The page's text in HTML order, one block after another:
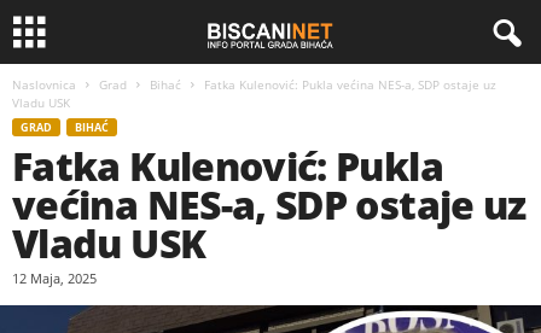
Naslovnica Grad Bihać
Fatka Kulenović: Pukla većina NES-a, SDP ostaje uz
Vladu USK
GRAD BIHAĆ
Fatka Kulenović: Pukla
većina NES-a, SDP ostaje uz
Vladu USK
12 Maja, 2025